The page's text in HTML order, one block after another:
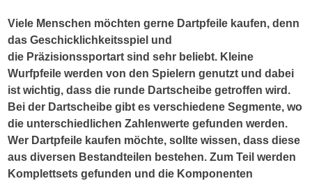
Viele Menschen möchten gerne Dartpfeile kaufen, denn
das Geschicklichkeitsspiel und
die Präzisionssportart sind sehr beliebt. Kleine
Wurfpfeile werden von den Spielern genutzt und dabei
ist wichtig, dass die runde Dartscheibe getroffen wird.
Bei der Dartscheibe gibt es verschiedene Segmente, wo
die unterschiedlichen Zahlenwerte gefunden werden.
Wer Dartpfeile kaufen möchte, sollte wissen, dass diese
aus diversen Bestandteilen bestehen. Zum Teil werden
Komplettsets gefunden und die Komponenten